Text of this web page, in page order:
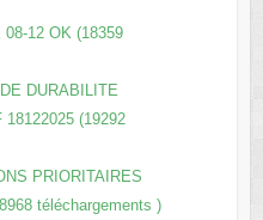
12 OK (18359
DURABILITE
18122025 (19292
PRIORITAIRES
téléchargements )